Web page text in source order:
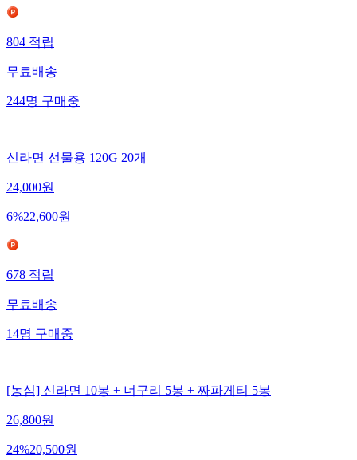
804적립
무료배송
244명구매중
신라면 선물용 120G 20개
24,000원
6%22,600원
678적립
무료배송
14명구매중
[농심] 신라면 10봉 + 너구리 5봉 + 짜파게티 5봉
26,800원
24%20,500원